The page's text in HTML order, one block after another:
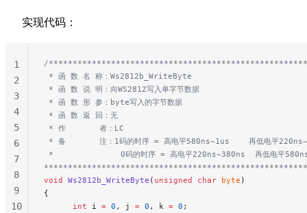
实现代码：
/
* 函 数 名 称：Ws2812b_WriteByte
* 函 数 说 明：向WS2812写入单字节数据
* 函 数 形 参：byte写入的字节数据
* 函 数 返 回：无
* 作       者：LC
* 备       注：1码的时序 = 高电平580ns~1us    再低电平
*              0码的时序 = 高电平220ns~380ns  再低电平
void Ws2812b_WriteByte ( unsigned char byte )
{
      int
i = 0 , j = 0 , k = 0 ;
1
2
3
4
5
6
7
8
9
10